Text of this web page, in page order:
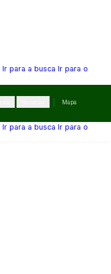
Ir para a busca Ir para o
Mapa
Ir para a busca Ir para o